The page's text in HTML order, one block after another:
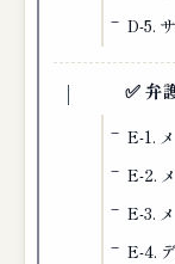
D-5.
✅ 弁
E-1.
E-2.
E-3.
E-4.